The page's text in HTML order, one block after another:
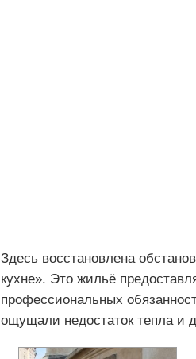
Здесь восстановлена
кухне». Это жильё
профессиональных
ощущали недостаток тепла и